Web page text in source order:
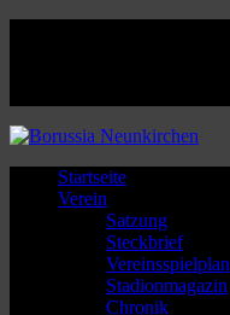
Startseite
Verein
Satzung
Steckbrief
Vereinsspielplan
Stadionmagazin
Chronik